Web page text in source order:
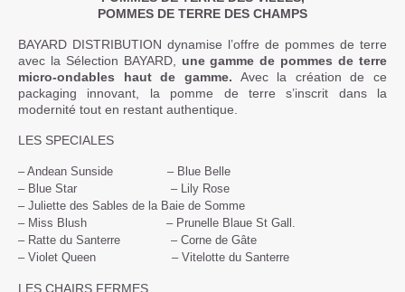
POMMES DE TERRE DES CHAMPS
BAYARD DISTRIBUTION dynamise l’offre de pommes de terre
avec la Sélection BAYARD, une gamme de pommes de terre
micro-ondables haut de gamme. Avec la création de ce
packaging innovant, la pomme de terre s’inscrit dans la
modernité tout en restant authentique.
LES SPECIALES
– Andean Sunside – Blue Belle
– Blue Star – Lily Rose
– Juliette des Sables de la Baie de Somme
– Miss Blush – Prunelle Blaue St Gall.
– Ratte du Santerre – Corne de Gâte
– Violet Queen – Vitelotte du Santerre
LES CHAIRS FERMES